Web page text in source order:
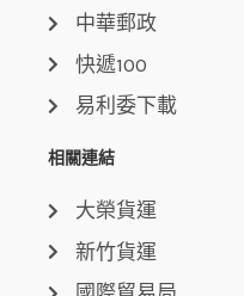
中華郵政
快遞100
易利委下載
相關連結
大榮貨運
新竹貨運